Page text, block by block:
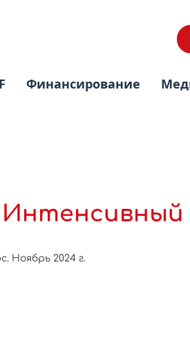
Финансирование
Ноябрь 2024 г.